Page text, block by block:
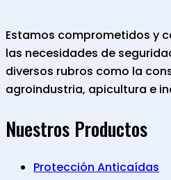
Estamos comprometidos y
las necesidades de
diversos rubros como la
agroindustria, apicultura e
Nuestros Productos
Protección Anticaídas